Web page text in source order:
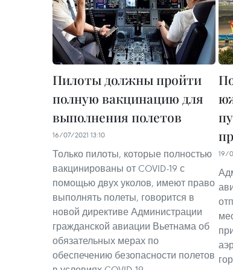
Пилоты должны пройти
полную вакцинацию для
выполнения полетов
16/07/2021 13:10
Только пилоты, которые полностью
вакцинированы от COVID-19 с
помощью двух уколов, имеют право
выполнять полеты, говорится в
новой директиве Администрации
гражданской авиации Вьетнама об
обязательных мерах по
обеспечению безопасности полетов
19/